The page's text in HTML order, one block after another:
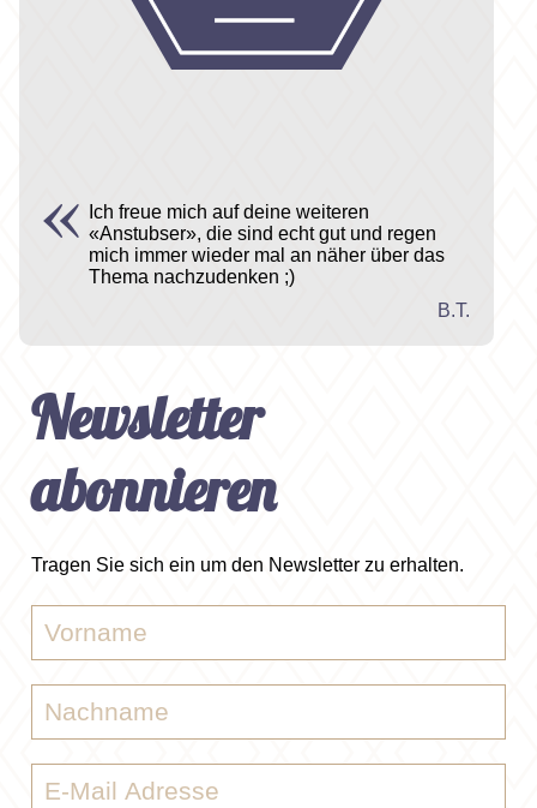
Ich freue mich auf deine weiteren
«Anstubser», die sind echt gut und regen
mich immer wieder mal an näher über das
Thema nachzudenken ;)
B.T.
Newsletter
abonnieren
Tragen Sie sich ein um den Newsletter zu erhalten.